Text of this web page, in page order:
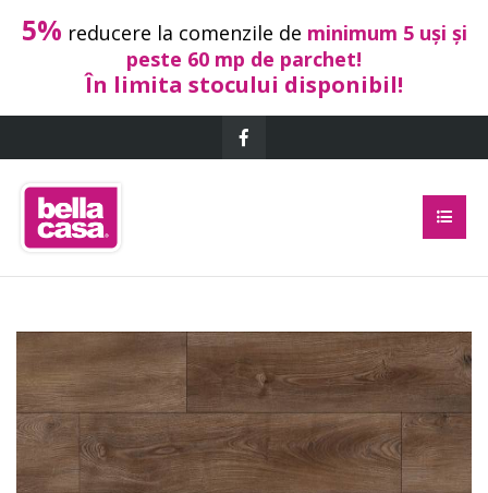
5% reducere la comenzile de minimum 5 uși și
peste 60 mp de parchet!
În limita stocului disponibil!